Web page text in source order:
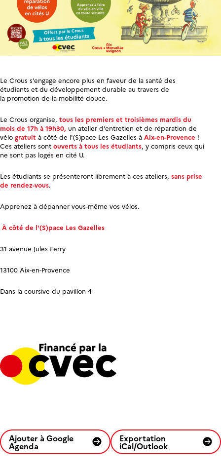
Le Crous s’engage encore plus en faveur de la santé des
étudiants et du développement durable au travers de
la promotion de la mobilité douce.
Le Crous organise, tous les premiers et troisièmes mardis du
mois de 17h à 19h30, un atelier d’entretien et de réparation de
vélo gratuit à côté de l'(S)pace Les Gazelles à Aix-en-Provence !
Ces ateliers sont ouverts à tous les étudiants, y compris ceux qui
ne sont pas logés en cité U.
Les étudiants se présenteront librement à ces ateliers, sans prise
de rendez-vous.
Apprenez à dépanner vous-même vos vélos.
À côté de l'(S)pace Les Gazelles
31 avenue Jules Ferry
13100 Aix-en-Provence
Dans la coursive du pavillon 4
Ajouter à Google
Agenda
Exportation
iCal/Outlook